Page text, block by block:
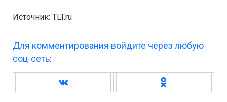
Источник: TLT.ru
Для комментирования войдите через любую
соц-сеть: